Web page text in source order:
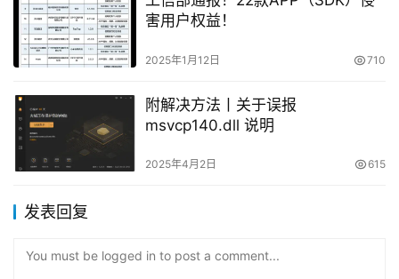
害用户权益！
2025年1月12日 710
附解决方法丨关于误报
msvcp140.dll 说明
2025年4月2日 615
发表回复
You must be logged in to post a comment...